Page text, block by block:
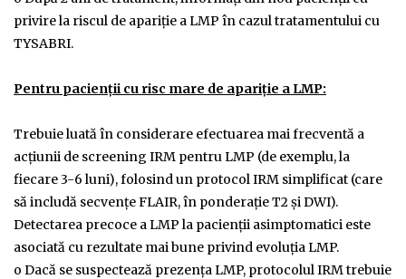
privire la riscul de apariţie a LMP în cazul tratamentului cu
TYSABRI.
Pentru pacienţii cu risc mare de apariţie a LMP:
Trebuie luată în considerare efectuarea mai frecventă a
acţiunii de screening IRM pentru LMP (de exemplu, la
fiecare 3-6 luni), folosind un protocol IRM simplificat (care
să includă secvenţe FLAIR, în ponderaţie T2 şi DWI).
Detectarea precoce a LMP la pacienţii asimptomatici este
asociată cu rezultate mai bune privind evoluţia LMP.
o Dacă se suspectează prezenţa LMP, protocolul IRM trebuie